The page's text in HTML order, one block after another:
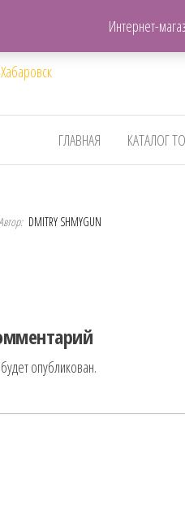
Хабаровск
ГЛАВНАЯ КАТАЛОГ
DMITRY SHMYGUN
по записям
опубликован.
Интернет-